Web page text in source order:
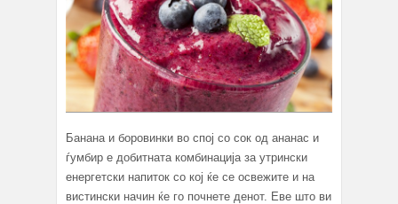
Банана и боровинки во спој со сок од ананас и
ѓумбир е добитната комбинација за утрински
енергетски напиток со кој ќе се освежите и на
вистински начин ќе го почнете денот. Еве што ви